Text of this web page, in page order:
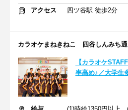
アクセス
四ツ谷駅 徒歩2分
カラオケまねきねこ 四谷しんみち
【カラオケ
率高め♪／大学